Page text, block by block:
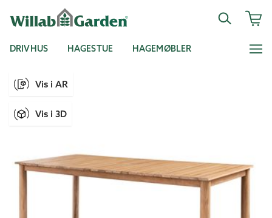
DRIVHUS HAGESTUE HAGEMØBLER
Vis i AR
Vis i 3D